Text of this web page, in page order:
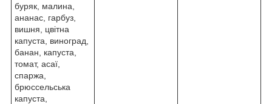
буряк, малина,
ананас, гарбуз,
вишня, цвітна
капуста, виноград,
банан, капуста,
томат, асаї,
спаржа,
брюссельська
капуста,